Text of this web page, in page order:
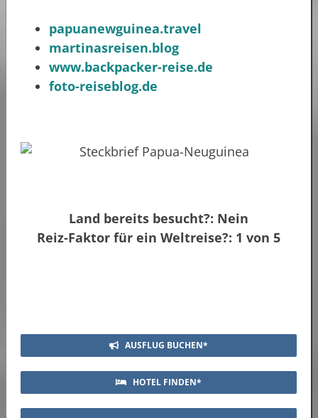
papuanewguinea.travel
martinasreisen.blog
www.backpacker-reise.de
foto-reiseblog.de
Land bereits besucht?: Nein
Reiz-Faktor für ein Weltreise?: 1 von 5
AUSFLUG BUCHEN*
HOTEL FINDEN*